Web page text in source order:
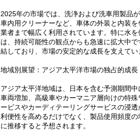
2025年の市場では、洗浄および洗車用製品
車内用クリーナーなど、車体の外装と内装
業者まで幅広く利用されています。特に水
は、持続可能性の観点からも急速に拡大中
結しており、市場の安定的な成長を支えてい
地域別展望：アジア太平洋市場の独占的成長
アジア太平洋地域は、日本を含む予測期間
車両増加、高級車やカーマニア層向けの特
ービスやカーディテーリングサービスの浸
利便性を高めるだけでなく、製品使用頻度
に推移すると予想されます。